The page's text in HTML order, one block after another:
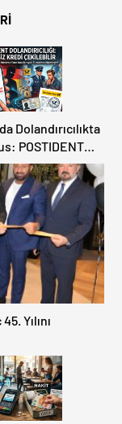
Dolandırıcılıkta
POSTIDENT
Adınıza Kredi
Yılını